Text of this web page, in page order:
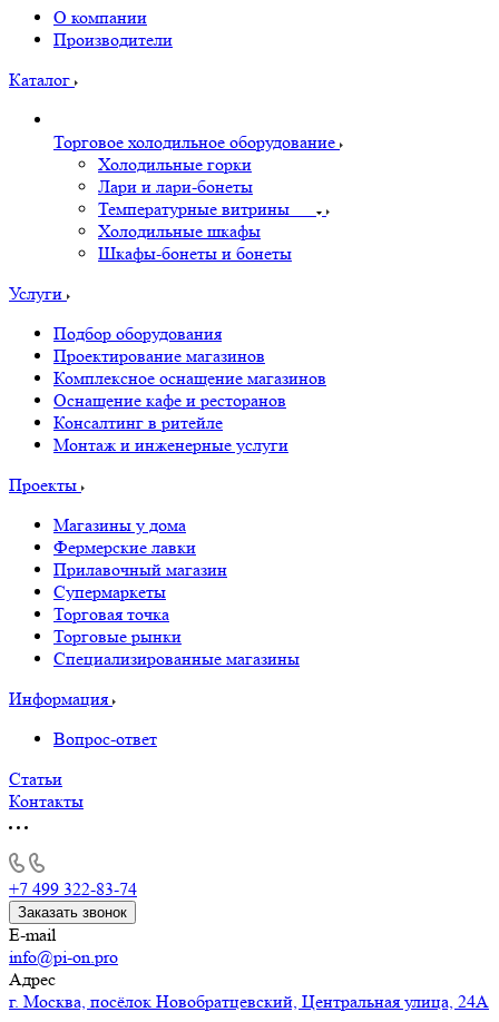
О компании
Производители
Каталог
Торговое холодильное оборудование
Холодильные горки
Лари и лари-бонеты
Температурные витрины
Холодильные шкафы
Шкафы-бонеты и бонеты
Услуги
Подбор оборудования
Проектирование магазинов
Комплексное оснащение магазинов
Оснащение кафе и ресторанов
Консалтинг в ритейле
Монтаж и инженерные услуги
Проекты
Магазины у дома
Фермерские лавки
Прилавочный магазин
Супермаркеты
Торговая точка
Торговые рынки
Специализированные магазины
Информация
Вопрос-ответ
Статьи
Контакты
+7 499 322-83-74
Заказать звонок
E-mail
info@pi-on.pro
Адрес
г. Москва, посёлок Новобратцевский, Центральная улица, 24А